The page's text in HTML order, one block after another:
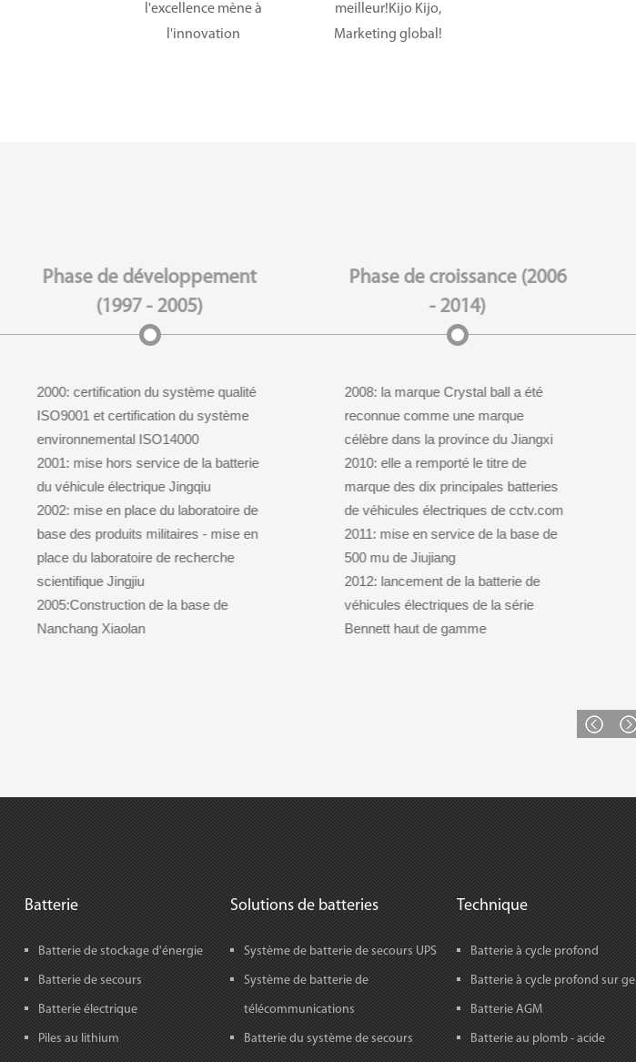
l'excellence mène à
l'innovation
meilleur!Kijo Kijo,
Marketing global!
Phase de développement
(1997 - 2005)
2000: certification du système qualité
ISO9001 et certification du système
environnemental ISO14000
2001: mise hors service de la batterie
du véhicule électrique Jingqiu
2002: mise en place du laboratoire de
base des produits militaires - mise en
place du laboratoire de recherche
scientifique Jingjiu
2005:Construction de la base de
Nanchang Xiaolan
Phase de croissance (2006
- 2014)
2008: la marque Crystal ball a été
reconnue comme une marque
célèbre dans la province du Jiangxi
2010: elle a remporté le titre de
marque des dix principales batteries
de véhicules électriques de cctv.com
2011: mise en service de la base de
500 mu de Jiujiang
2012: lancement de la batterie de
véhicules électriques de la série
Bennett haut de gamme
Batterie
Batterie de stockage d'énergie
Batterie de secours
Batterie électrique
Piles au lithium
Solutions de batteries
Système de batterie de secours UPS
Système de batterie de
télécommunications
Batterie du système de secours
Technique
Batterie à cycle profond
Batterie à cycle profond sur gel
Batterie AGM
Batterie au plomb - acide